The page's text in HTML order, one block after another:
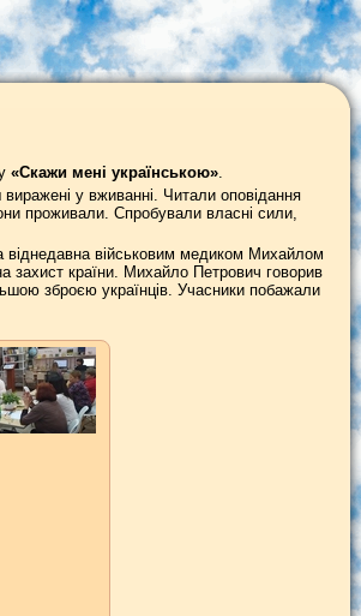
«Скажи мені українською».
у вживанні. Читали оповідання
проживали. Спробували власні сили,
військовим медиком Михайлом
захист країни. Михайло Петрович говорив
зброєю українців. Учасники побажали